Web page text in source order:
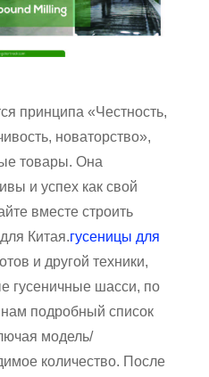
принципа «Честность,
новаторство»,
товары. Она
и успех как свой
вместе строить
Китая.гусеницы для
и другой техники,
гусеничные шасси, по
подробный список
модель/
количество. После